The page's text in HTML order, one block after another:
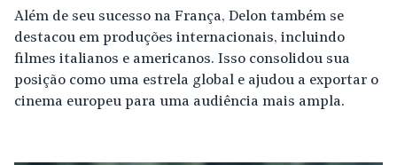
Além de seu sucesso na França, Delon também se
destacou em produções internacionais, incluindo
filmes italianos e americanos. Isso consolidou sua
posição como uma estrela global e ajudou a exportar o
cinema europeu para uma audiência mais ampla.